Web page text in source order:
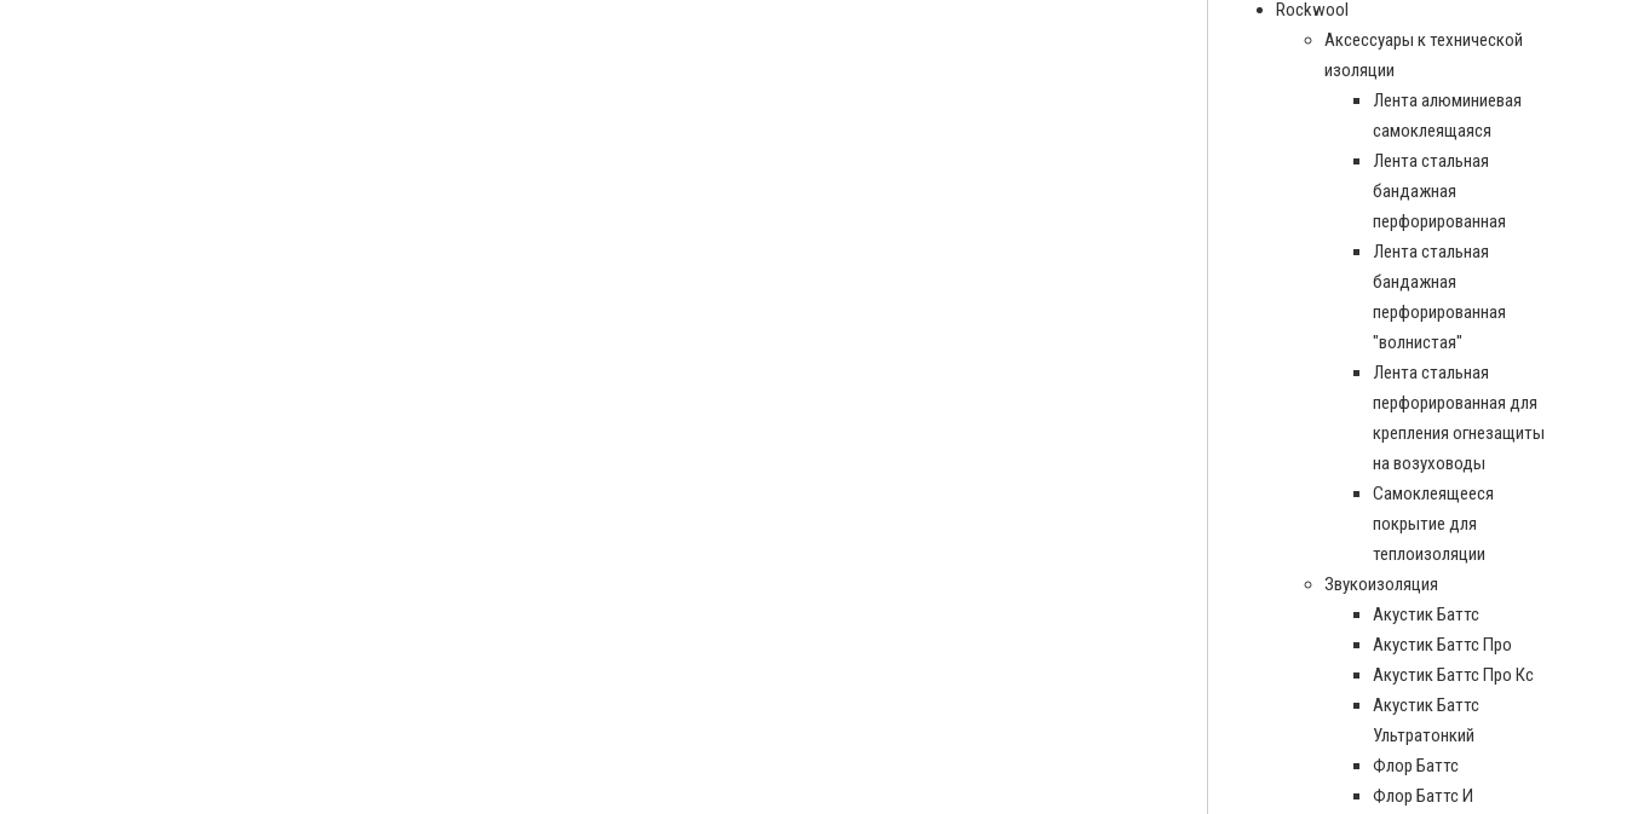
Rockwool
Аксессуары к технической
изоляции
Лента алюминиевая
самоклеящаяся
Лента стальная
бандажная
перфорированная
Лента стальная
бандажная
перфорированная
"волнистая"
Лента стальная
перфорированная для
крепления огнезащиты
на возуховоды
Самоклеящееся
покрытие для
теплоизоляции
Звукоизоляция
Акустик Баттс
Акустик Баттс Про
Акустик Баттс Про Кс
Акустик Баттс
Ультратонкий
Флор Баттс
Флор Баттс И